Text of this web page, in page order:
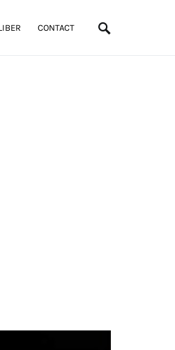
CONTACT